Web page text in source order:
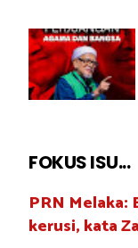
FOKUS ISU...
PRN
kerusi, kata